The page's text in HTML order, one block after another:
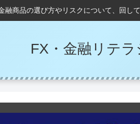
融商品の選び方やリスクについて、回し
FX・金融リテラ